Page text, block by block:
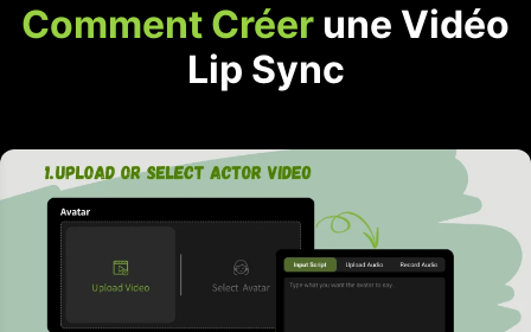
Comment Créer une Vidéo
Lip Sync